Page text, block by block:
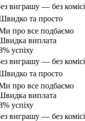
виграшу — без комісії
та просто
про все подбаємо
виплата
успіху
виграшу — без комісії
та просто
про все подбаємо
виплата
успіху
виграшу — без комісії